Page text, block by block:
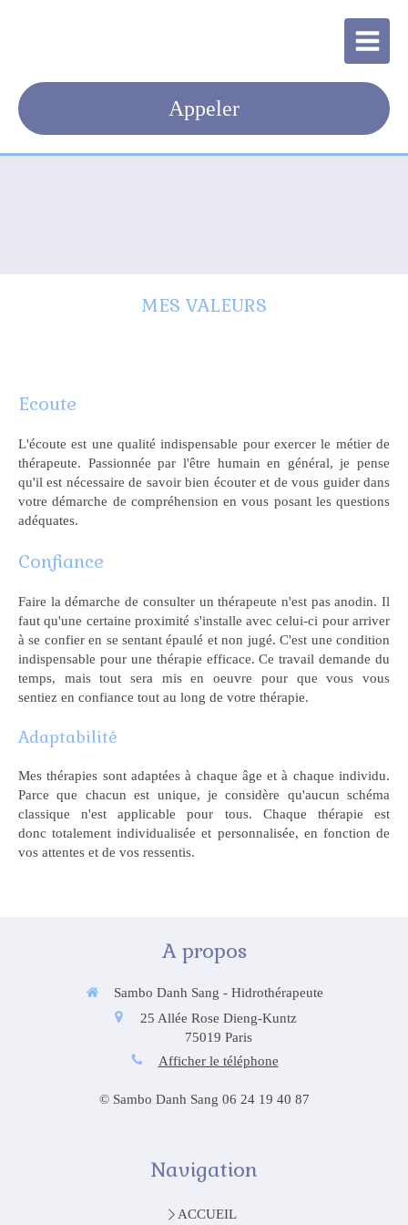
Appeler
MES VALEURS
Ecoute
L'écoute est une qualité indispensable pour exercer le métier de
thérapeute. Passionnée par l'être humain en général, je pense
qu'il est nécessaire de savoir bien écouter et de vous guider dans
votre démarche de compréhension en vous posant les questions
adéquates.
Confiance
Faire la démarche de consulter un thérapeute n'est pas anodin. Il
faut qu'une certaine proximité s'installe avec celui-ci pour arriver
à se confier en se sentant épaulé et non jugé. C'est une condition
indispensable pour une thérapie efficace. Ce travail demande du
temps, mais tout sera mis en oeuvre pour que vous vous
sentiez en confiance tout au long de votre thérapie.
Adaptabilité
Mes thérapies sont adaptées à chaque âge et à chaque individu.
Parce que chacun est unique, je considère qu'aucun schéma
classique n'est applicable pour tous. Chaque thérapie est
donc totalement individualisée et personnalisée, en fonction de
vos attentes et de vos ressentis.
A propos
Sambo Danh Sang - Hidrothérapeute
25 Allée Rose Dieng-Kuntz
75019 Paris
Afficher le téléphone
© Sambo Danh Sang 06 24 19 40 87
Navigation
ACCUEIL